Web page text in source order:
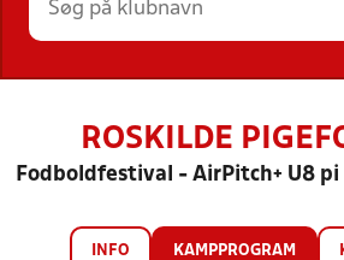
ROSKILDE
Fodboldfestival - AirPitch+ U8 pi
INFO KAMPPROGRAM